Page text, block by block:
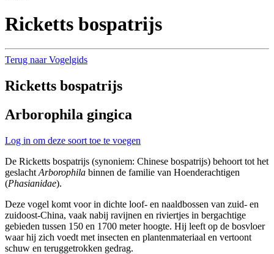
Ricketts bospatrijs
Terug naar Vogelgids
Ricketts bospatrijs
Arborophila gingica
Log in om deze soort toe te voegen
De Ricketts bospatrijs (synoniem: Chinese bospatrijs) behoort tot het
geslacht Arborophila binnen de familie van Hoenderachtigen
(Phasianidae).
Deze vogel komt voor in dichte loof- en naaldbossen van zuid- en
zuidoost-China, vaak nabij ravijnen en riviertjes in bergachtige
gebieden tussen 150 en 1700 meter hoogte. Hij leeft op de bosvloer
waar hij zich voedt met insecten en plantenmateriaal en vertoont
schuw en teruggetrokken gedrag.